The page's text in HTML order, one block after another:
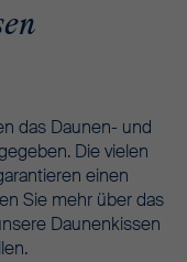
das Daunen- und
Die vielen
einen
Sie mehrüber das
Daunenkissen